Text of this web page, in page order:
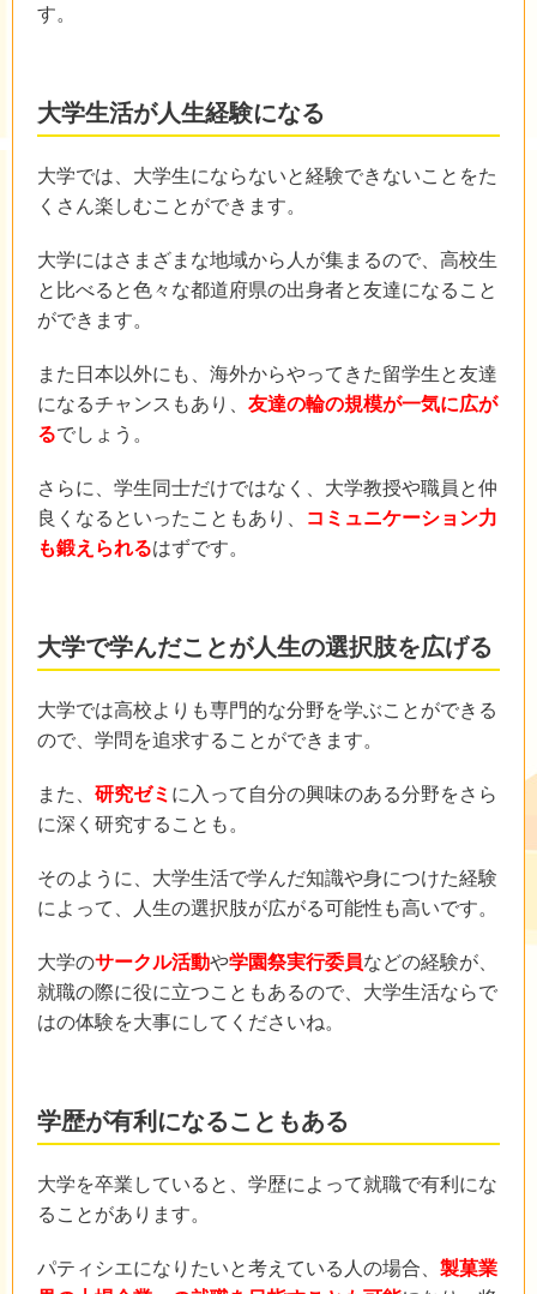
す。
大学生活が人生経験になる
大学では、大学生にならないと経験できないことをた
くさん楽しむことができます。
大学にはさまざまな地域から人が集まるので、高校生
と比べると色々な都道府県の出身者と友達になること
ができます。
また日本以外にも、海外からやってきた留学生と友達
になるチャンスもあり、 友達の輪の規模が一気に広が
るでしょう。
さらに、学生同士だけではなく、大学教授や職員と仲
良くなるといったこともあり、
コミュニケーション力
も鍛えられるはずです。
大学で学んだことが人生の選択肢を広げる
大学では高校よりも専門的な分野を学ぶことができる
ので、学問を追求することができます。
また、 研究ゼミ に入って自分の興味のある分野をさら
に深く研究することも。
そのように、大学生活で学んだ知識や身につけた経験
によって、人生の選択肢が広がる可能性も高いです。
大学のサークル活動や学園祭実行委員などの経験が、
就職の際に役に立つこともあるので、大学生活ならで
はの体験を大事にしてくださいね。
学歴が有利になることもある
大学を卒業していると、学歴によって就職で有利にな
ることがあります。
パティシエになりたいと考えている人の場合、 製菓業